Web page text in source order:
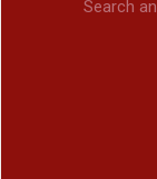
Search